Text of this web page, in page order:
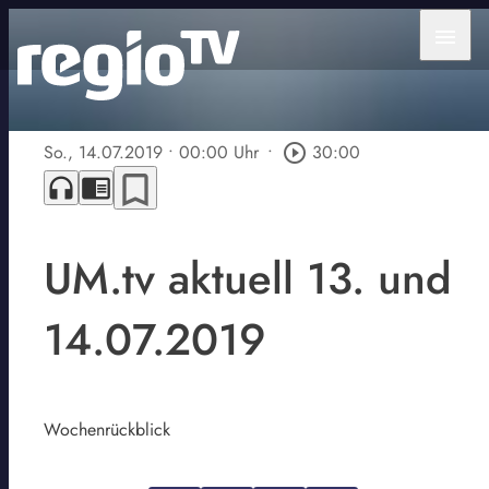
So., 14.07.2019 • 00:00 Uhr • play_circle_outline 30:00
headphones chrome_reader_mode bookmark_border
UM.tv aktuell 13. und
14.07.2019
Wochenrückblick